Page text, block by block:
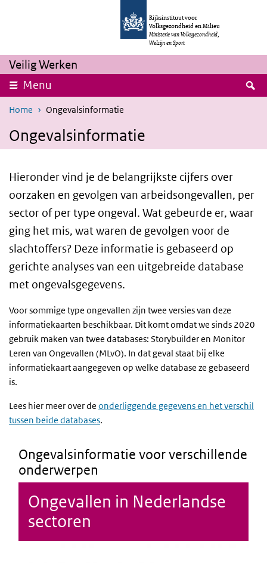
Rijksinstituut voor
Volksgezondheid en Milieu
Ministerie van Volksgezondheid,
Welzijn en Sport
Veilig Werken
Menu
Home Ongevalsinformatie
Ongevalsinformatie
Hieronder vind je de belangrijkste cijfers over
oorzaken en gevolgen van arbeidsongevallen, per
sector of per type ongeval. Wat gebeurde er, waar
ging het mis, wat waren de gevolgen voor de
slachtoffers? Deze informatie is gebaseerd op
gerichte analyses van een uitgebreide database
met ongevalsgegevens.
Voor sommige type ongevallen zijn twee versies van deze
informatiekaarten beschikbaar. Dit komt omdat we sinds 2020
gebruik maken van twee databases: Storybuilder en Monitor
Leren van Ongevallen (MLvO). In dat geval staat bij elke
informatiekaart aangegeven op welke database ze gebaseerd
is.
Lees hier meer over de onderliggende gegevens en het verschil
tussen beide databases.
Ongevalsinformatie voor verschillende
onderwerpen
Ongevallen in Nederlandse
sectoren